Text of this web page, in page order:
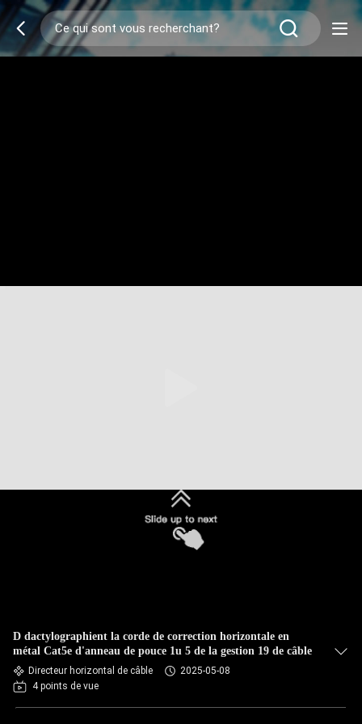
D dactylographient la corde de correction horizontale en
métal Cat5e d'anneau de pouce 1u 5 de la gestion 19 de câble
Directeur horizontal de câble
2025-05-08
4 points de vue